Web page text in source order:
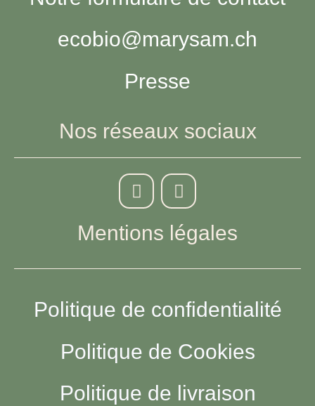
ecobio@marysam.ch
Presse
Nos réseaux sociaux
Mentions légales
Politique de confidentialité
Politique de Cookies
Politique de livraison